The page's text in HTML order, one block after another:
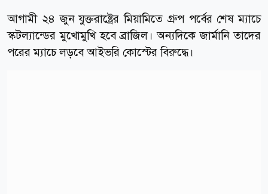
আগামী ২৪ জুন যুক্তরাষ্ট্রের মিয়ামিতে গ্রুপ পর্বের শেষ ম্যাচে
স্কটল্যান্ডের মুখোমুখি হবে ব্রাজিল। অন্যদিকে জার্মানি তাদের
পরের ম্যাচে লড়বে আইভরি কোস্টের বিরুদ্ধে।